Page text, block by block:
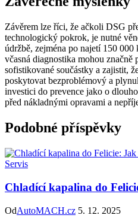
Závěrem lze říci, že ačkoli DSG
technologický pokrok, je nutné
údržbě, zejména po najetí 150
včasná diagnostika mohou
sofistikované součástky a zajistit,
poskytovat bezproblémový a
investici do prevence jako o
před nákladnými opravami a
Podobné příspěvky
Servis
Chladící kapalina do
OdAutoMACH.cz 5. 12. 2025